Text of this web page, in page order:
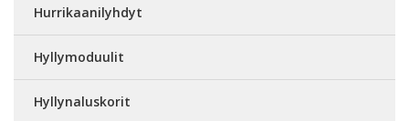
Hurrikaanilyhdyt
Hyllymoduulit
Hyllynaluskorit